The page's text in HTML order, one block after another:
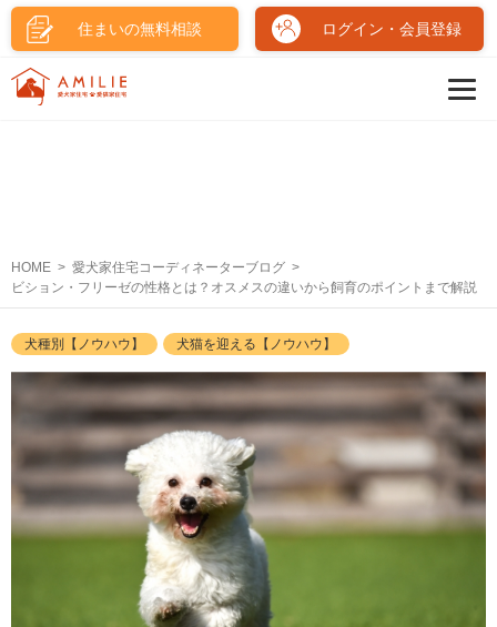
住まいの無料相談 ログイン・会員登録
HOME
愛犬家住宅コーディネーターブログ
ビション・フリーゼの性格とは？オスメスの違いから飼育のポイントまで解説
犬種別【ノウハウ】 犬猫を迎える【ノウハウ】